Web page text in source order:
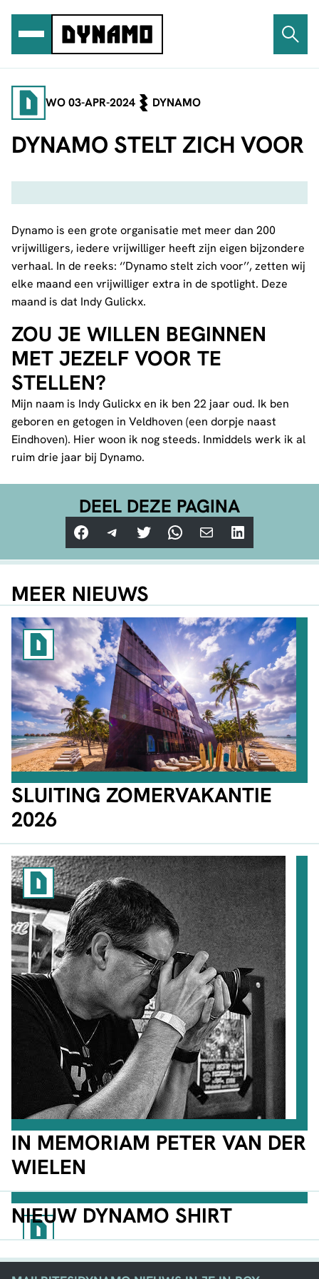
inhoud
WO 03-APR-2024 DYNAMO
DYNAMO STELT ZICH VOOR
Dynamo is een grote organisatie met meer dan 200
vrijwilligers, iedere vrijwilliger heeft zijn eigen bijzondere
verhaal. In de reeks: ‘’Dynamo stelt zich voor’’, zetten wij
elke maand een vrijwilliger extra in de spotlight. Deze
maand is dat Indy Gulickx.
ZOU JE WILLEN BEGINNEN
MET JEZELF VOOR TE
STELLEN?
Mijn naam is Indy Gulickx en ik ben 22 jaar oud. Ik ben
geboren en getogen in Veldhoven (een dorpje naast
Eindhoven). Hier woon ik nog steeds. Inmiddels werk ik al
ruim drie jaar bij Dynamo.
DEEL DEZE PAGINA
Facebook
Telegram
TwitterWhatsApp
E-mailLinkedIn
MEER NIEUWS
SLUITING ZOMERVAKANTIE
2026
IN MEMORIAM PETER VAN DER
WIELEN
NIEUW DYNAMO SHIRT